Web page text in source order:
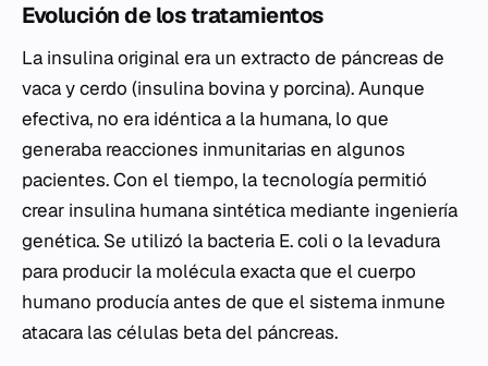
Evolución de los tratamientos
La insulina original era un extracto de páncreas de
vaca y cerdo (insulina bovina y porcina). Aunque
efectiva, no era idéntica a la humana, lo que
generaba reacciones inmunitarias en algunos
pacientes. Con el tiempo, la tecnología permitió
crear insulina humana sintética mediante ingeniería
genética. Se utilizó la bacteria E. coli o la levadura
para producir la molécula exacta que el cuerpo
humano producía antes de que el sistema inmune
atacara las células beta del páncreas.